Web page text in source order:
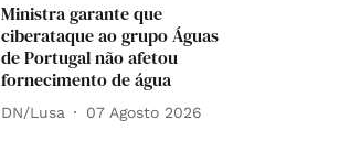
Ministra garante que
ciberataque ao grupo Águas
de Portugal não afetou
fornecimento de água
DN/Lusa 07 Agosto 2026